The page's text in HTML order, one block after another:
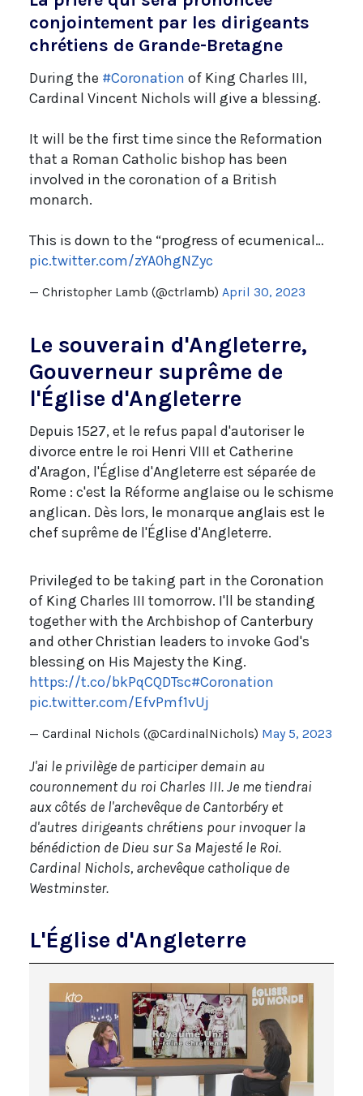
conjointement par les dirigeants
chrétiens de Grande-Bretagne
During the #Coronation of King Charles III,
Cardinal Vincent Nichols will give a blessing.
It will be the first time since the Reformation
that a Roman Catholic bishop has been
involved in the coronation of a British
monarch.
This is down to the “progress of ecumenical…
pic.twitter.com/zYA0hgNZyc
— Christopher Lamb (@ctrlamb) April 30, 2023
Le souverain d'Angleterre,
Gouverneur suprême de
l'Église d'Angleterre
Depuis 1527, et le refus papal d'autoriser le
divorce entre le roi Henri VIII et Catherine
d'Aragon, l'Église d'Angleterre est séparée de
Rome : c'est la Réforme anglaise ou le schisme
anglican. Dès lors, le monarque anglais est le
chef suprême de l'Église d'Angleterre.
Privileged to be taking part in the Coronation
of King Charles III tomorrow. I'll be standing
together with the Archbishop of Canterbury
and other Christian leaders to invoke God's
blessing on His Majesty the King.
https://t.co/bkPqCQDTsc#Coronation
pic.twitter.com/EfvPmf1vUj
— Cardinal Nichols (@CardinalNichols) May 5, 2023
J'ai le privilège de participer demain au
couronnement du roi Charles III. Je me tiendrai
aux côtés de l'archevêque de Cantorbéry et
d'autres dirigeants chrétiens pour invoquer la
bénédiction de Dieu sur Sa Majesté le Roi.
Cardinal Nichols, archevêque catholique de
Westminster.
L'Église d'Angleterre